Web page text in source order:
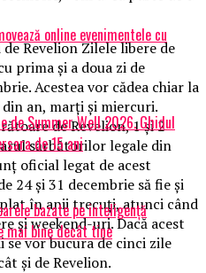
Revelion Zilele libere de
prima şi a doua zi de
Acestea vor cădea chiar la
an, marţi şi miercuri.
de Revelion, 1 şi 2
sărbătorilor legale din
oficial legat de acest
24 şi 31 decembrie să fie şi
în anii trecuţi, atunci când
şi weekend-uri. Dacă acest
vor bucura de cinci zile
şi de Revelion.
online evenimentele cu
de Summer Well 2026. Ghidul
de 15 ani
bazate pe inteligență
mai bine decât tine